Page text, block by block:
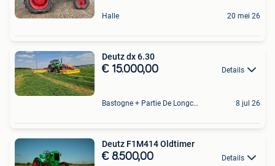
Halle 20 mei 26
Deutz dx 6.30
€ 15.000,00 Details
Bastogne + Partie De Longchamps Et Sibret 8 jul 26
Deutz F1M414 Oldtimer
€ 8.500,00 Details